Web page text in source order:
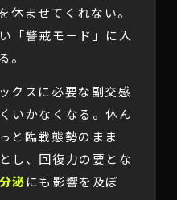
ませてくれない。
「警戒モード」に入
。
クスに必要な副交感
いかなくなる。休ん
と臨戦態勢のまま
し、回復力の要とな
泌にも影響を及ぼ